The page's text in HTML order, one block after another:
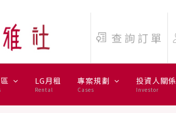
查詢訂單
LG月租
Rental
專案規劃
Cases
投資人關係
Investor